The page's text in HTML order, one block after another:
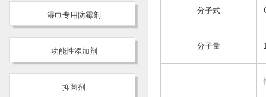
湿巾专用防霉剂
功能性添加剂
抑菌剂
分子式
分子量